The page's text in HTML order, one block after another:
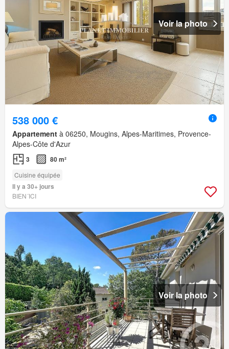
Voir la photo
538 000 €
Appartement à 06250, Mougins, Alpes-Maritimes, Provence-
Alpes-Côte d'Azur
3 80 m²
Cuisine équipée
Il y a 30+ jours
BIEN´ICI
Voir la photo